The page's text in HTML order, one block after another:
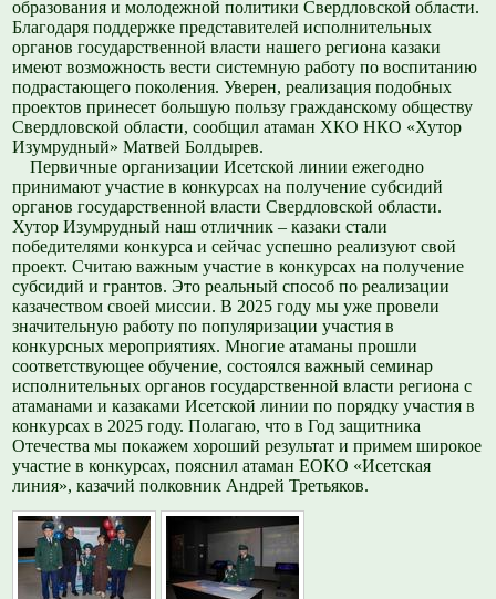
образования и молодежной политики Свердловской области.
Благодаря поддержке представителей исполнительных
органов государственной власти нашего региона казаки
имеют возможность вести системную работу по воспитанию
подрастающего поколения. Уверен, реализация подобных
проектов принесет большую пользу гражданскому обществу
Свердловской области, сообщил атаман ХКО НКО «Хутор
Изумрудный» Матвей Болдырев.
Первичные организации Исетской линии ежегодно
принимают участие в конкурсах на получение субсидий
органов государственной власти Свердловской области.
Хутор Изумрудный наш отличник – казаки стали
победителями конкурса и сейчас успешно реализуют свой
проект. Считаю важным участие в конкурсах на получение
субсидий и грантов. Это реальный способ по реализации
казачеством своей миссии. В 2025 году мы уже провели
значительную работу по популяризации участия в
конкурсных мероприятиях. Многие атаманы прошли
соответствующее обучение, состоялся важный семинар
исполнительных органов государственной власти региона с
атаманами и казаками Исетской линии по порядку участия в
конкурсах в 2025 году. Полагаю, что в Год защитника
Отечества мы покажем хороший результат и примем широкое
участие в конкурсах, пояснил атаман ЕОКО «Исетская
линия», казачий полковник Андрей Третьяков.